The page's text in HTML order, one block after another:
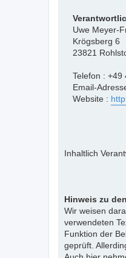
Uwe Meyer-
Krögsberg 6
23821
Telefon : +49
Email-
Website :
Inhaltlich
Hinweis zu
Wir weisen
verwendeten
Funktion der
geprüft.